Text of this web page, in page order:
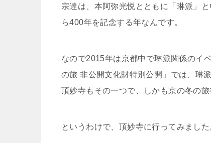
宗達は、本阿弥光悦とともに「琳派」
ら400年を記念する年なんです。
なので2015年は京都中で琳派関係のイ
の旅 非公開文化財特別公開」では、琳
頂妙寺もその一つで、しかも京の冬の旅
というわけで、頂妙寺に行ってみました